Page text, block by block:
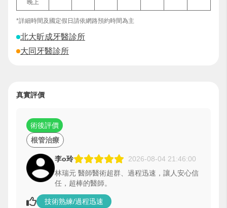
晚上
*詳細時間及國定假日請依網路預約時間為主
北大昕成牙醫診所
大同牙醫診所
真實評價
根管治療
術後評價
李o玲
2026-08-04 21:46:00
林瑞元 醫師醫術超群、過程迅速，讓人安心信
任，超棒的醫師。
技術熟練/過程迅速